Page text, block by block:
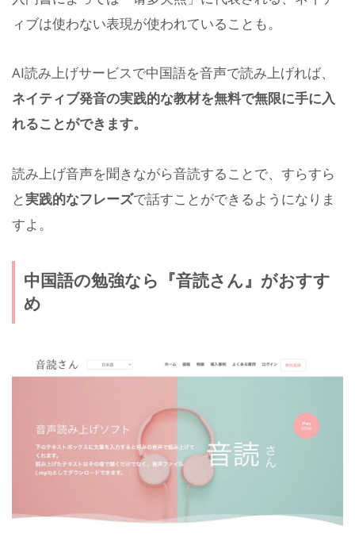
ィブは使わない表現が使われていることも。
AI読み上げサービスで中国語を音声で読み上げれば、
ネイティブ発音の実践的な教材を無料で無限に手に入
れることができます。
読み上げ音声を聞きながら音読することで、すらすら
と実践的なフレーズで話すことができるようになりま
すよ。
中国語の勉強なら『音読さん』がおすす
め